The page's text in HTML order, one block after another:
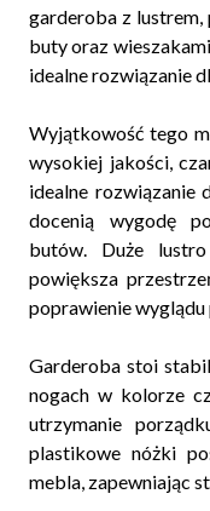
garderoba z lustrem,
buty oraz
idealne rozwiązanie
Wyjątkowość tego
wysokiej jakości,
idealne rozwiązanie
docenią wygodę
butów. Duże
powiększa
poprawienie
Garderoba stoi
nogach w kolorze
utrzymanie
plastikowe nóżki
mebla, zapewniając